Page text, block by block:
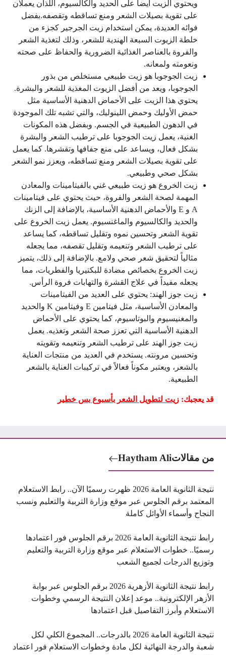
ويحتوي الزيت أيضاً على الحديد والكالسيوم، اللذان يعملان
على تقوية بصيلات الشعر ومنع تساقطه وتقصفه.بفضل
فوائه العديدة، يمكن استخدام زيت الجرجير كجزء من
خلطة الزيوت السبعة الهندية للشعر، وذلك لتغذية الشعر
والفروة بالعناصر الغذائية الضرورية والحفاظ على صحته
ونعومته ولمعانه.
زيت الجوجوبا هو زيت طبيعي مستخلص من بذور
الجوجوبا، ويعد من أفضل الزيوت المغذية للشعر والبشرة.
يحتوي هذا الزيت على الأحماض الدهنية الأساسية مثل
حمض الأوليك وحمض اللينوليك، والتي تشبه تلك الموجودة
في الدهون الطبيعية في الجسم. وبفضل هذه المكونات
الغنية، يعمل زيت الجوجوبا على ترطيب الشعر والبشرة
بشكل فعال، ويساعد على منع جفافها وتقشرها. كما يعمل
على تقوية بصيلات الشعر ومنع تساقطه، ويعزز نمو الشعر
بشكل صحي وطبيعي.
زيت الخروع هو زيت طبيعي غني بالفيتامينات والمعادن
المهمة لصحة الشعر والفروة، حيث يحتوي على فيتامينات
A و E والأحماض الدهنية الأساسية، بالإضافة إلى الزنك
والحديد والكالسيوم والماغنسيوم. يعمل زيت الخروع على
تقوية الشعر وتحسين نموه وتقليل تساقطه، كما يساعد
على ترطيب الشعر وتنعيمه وتقليل تقصفه، مما يجعله
مثالياً لتحقيق شعر صحي ولامع. بالإضافة إلى ذلك، يتميز
زيت الخروع بخصائص مضادة للبكتيريا والفطريات، مما
يجعله مفيداً في علاج القشرة والتهابات فروة الرأس.
زيت جوز الهند: يحتوي على العديد من الفيتامينات
والمعادن الأساسية، مثل فيتامين E وفيتامين K والحديد
والمغنيسيوم والبوتاسيوم، كما يحتوي على الأحماض
الدهنية الأساسية التي تعزز صحة الشعر وتغذيه. يعمل
زيت جوز الهند على ترطيب الشعر وتنعيمه وتقويته
وتحسين مرونته. يستخدم في العديد من منتجات العناية
بالشعر، ويعتبر مكوناً فعالاً في تركيبات العناية بالشعر
الطبيعية.
قد يعجبك: زيت لتطويل الشعر بأسبوع بس خطير
من مقالاتHaytham Ali
نتيجة الثانوية العامة 2026 ظهرت رسميًا الآن.. رابط الاستعلام
المعتمد برقم الجلوس عبر موقع وزارة التربية والتعليم ونسب
النجاح وأسماء الأوائل كاملة
رابط نتيجة الثانوية العامة 2026 برقم الجلوس فور اعتمادها
رسميًا.. خطوات الاستعلام عبر موقع وزارة التربية والتعليم
وتوزيع الدرجات لجميع الشعب
رابط نتيجة الثانوية الأزهرية 2026 برقم الجلوس عبر بوابة
الأزهر الإلكترونية.. موعد إعلان النتيجة الرسمي وخطوات
الاستعلام وأبرز التفاصيل قبل اعتمادها
نتيجة الثانوية العامة 2026 بالدرجات.. المجموع الكلي لكل
شعبة والدرجة النهائية لكل مادة وخطوات الاستعلام فور اعتماد